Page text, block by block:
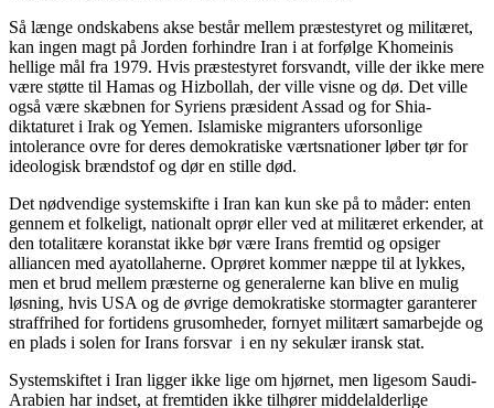
Så længe ondskabens akse består mellem præstestyret og militæret,
kan ingen magt på Jorden forhindre Iran i at forfølge Khomeinis
hellige mål fra 1979. Hvis præstestyret forsvandt, ville der ikke mere
være støtte til Hamas og Hizbollah, der ville visne og dø. Det ville
også være skæbnen for Syriens præsident Assad og for Shia-
diktaturet i Irak og Yemen. Islamiske migranters uforsonlige
intolerance ovre for deres demokratiske værtsnationer løber tør for
ideologisk brændstof og dør en stille død.
Det nødvendige systemskifte i Iran kan kun ske på to måder: enten
gennem et folkeligt, nationalt oprør eller ved at militæret erkender, at
den totalitære koranstat ikke bør være Irans fremtid og opsiger
alliancen med ayatollaherne. Oprøret kommer næppe til at lykkes,
men et brud mellem præsterne og generalerne kan blive en mulig
løsning, hvis USA og de øvrige demokratiske stormagter garanterer
straffrihed for fortidens grusomheder, fornyet militært samarbejde og
en plads i solen for Irans forsvar i en ny sekulær iransk stat.
Systemskiftet i Iran ligger ikke lige om hjørnet, men ligesom Saudi-
Arabien har indset, at fremtiden ikke tilhører middelalderlige